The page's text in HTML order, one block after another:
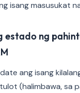
isang masusukat
estado ng
ang isang
(halimbawa, sa